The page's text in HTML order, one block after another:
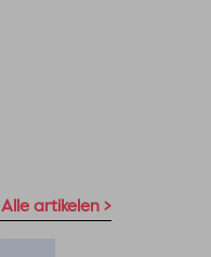
Alle artikelen >